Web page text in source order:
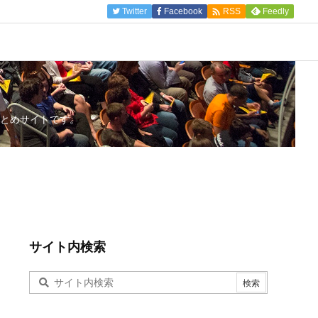
Twitter Facebook  RSS Feedly
めサイトです。
サイト内検索